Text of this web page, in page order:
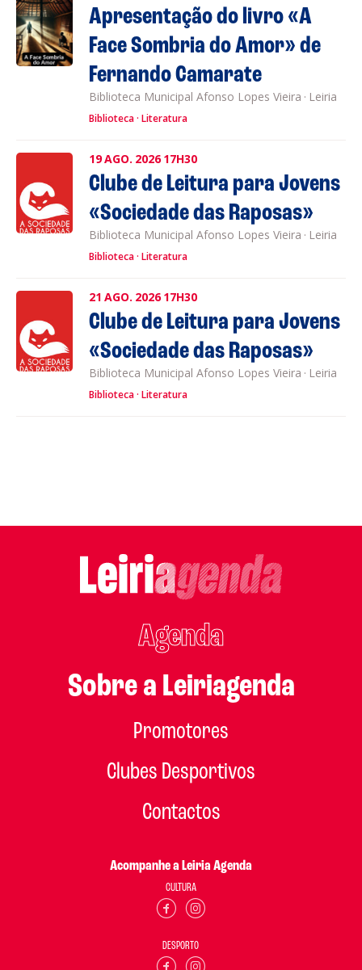
Apresentação do livro «A
Face Sombria do Amor» de
Fernando Camarate
Biblioteca Municipal Afonso Lopes Vieira · Leiria
Biblioteca Literatura
19AGO. 2026 17H30
Clube de Leitura para Jovens
«Sociedade das Raposas»
Biblioteca Municipal Afonso Lopes Vieira · Leiria
Biblioteca Literatura
21 AGO. 2026 17H30
Clube de Leitura para Jovens
«Sociedade das Raposas»
Biblioteca Municipal Afonso Lopes Vieira · Leiria
Biblioteca Literatura
Agenda
Sobre a Leiriagenda
Promotores
Clubes Desportivos
Contactos
Acompanhe a Leiria Agenda
CULTURA
DESPORTO